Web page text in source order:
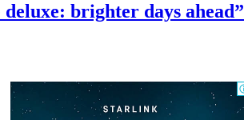
brighter days ahead”